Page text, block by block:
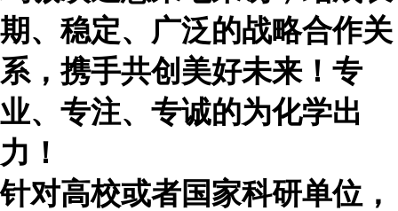
期、稳定、广泛的战略合作关
系，携手共创美好未来！专
业、专注、专诚的为化学出
力！
针对高校或者国家科研单位，